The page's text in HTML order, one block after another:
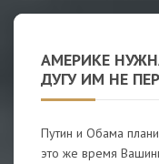
АМЕРИКЕ
ДУГУ ИМ НЕ
Путин и Обама
это же время